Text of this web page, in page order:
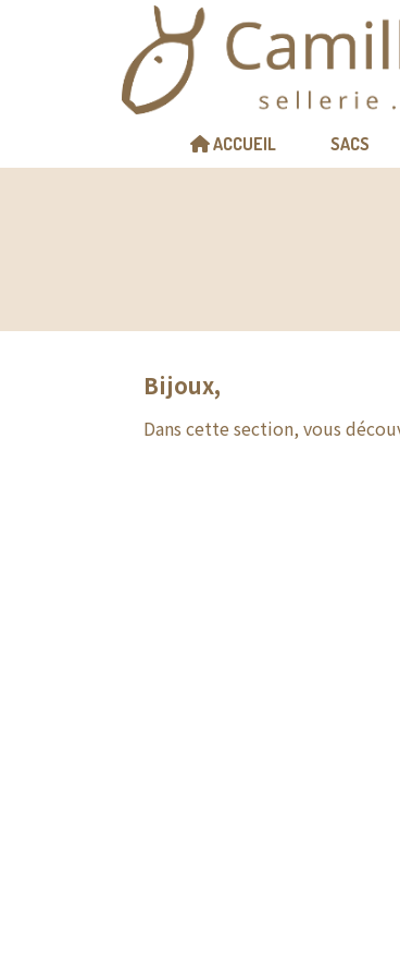
ACCUEIL SACS
Bijoux,
Dans cette section, vous
Panneau de gestion des cookies